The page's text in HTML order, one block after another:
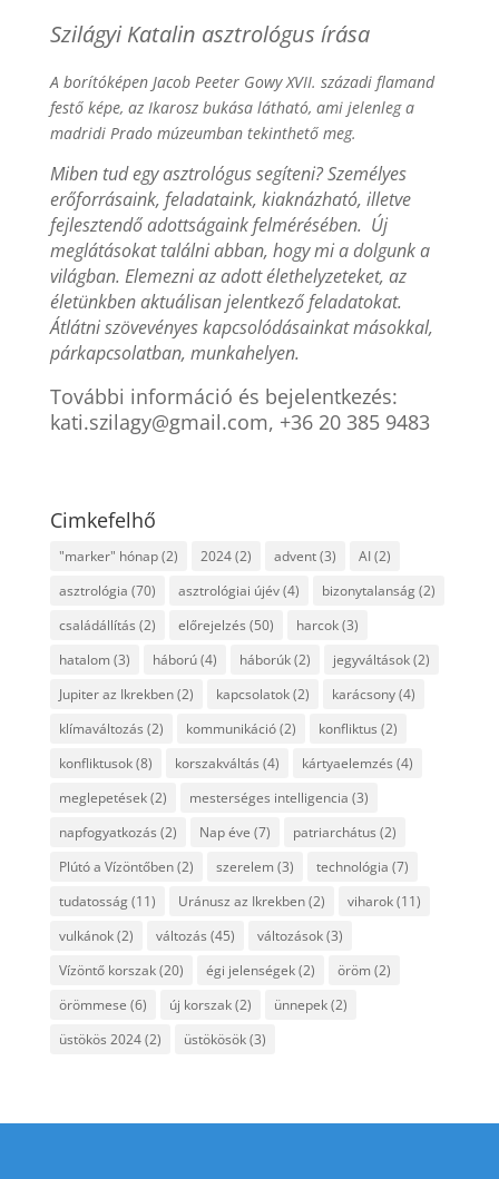
Szilágyi Katalin asztrológus írása
A borítóképen Jacob Peeter Gowy XVII. századi flamand
festő képe, az Ikarosz bukása látható, ami jelenleg a
madridi Prado múzeumban tekinthető meg.
Miben tud egy asztrológus segíteni? Személyes
erőforrásaink, feladataink, kiaknázható, illetve
fejlesztendő adottságaink felmérésében. Új
meglátásokat találni abban, hogy mi a dolgunk a
világban. Elemezni az adott élethelyzeteket, az
életünkben aktuálisan jelentkező feladatokat.
Átlátni szövevényes kapcsolódásainkat másokkal,
párkapcsolatban, munkahelyen.
További információ és bejelentkezés:
kati.szilagy@gmail.com, +36 20 385 9483
Cimkefelhő
"marker" hónap(2) 2024(2) advent(3) AI(2)
asztrológia (70) asztrológiai újév(4) bizonytalanság(2)
családállítás (2) előrejelzés (50) harcok(3)
hatalom (3) háború(4) háborúk(2) jegyváltások(2)
Jupiter az Ikrekben(2) kapcsolatok(2) karácsony(4)
klímaváltozás (2) kommunikáció(2) konfliktus (2)
konfliktusok(8) korszakváltás (4) kártyaelemzés (4)
meglepetések(2) mesterséges intelligencia (3)
napfogyatkozás (2) Nap éve (7) patriarchátus (2)
Plútó a Vízöntőben(2) szerelem (3) technológia (7)
tudatosság(11) Uránusz az Ikrekben(2) viharok(11)
vulkánok(2) változás (45) változások(3)
Vízöntő korszak(20) égi jelenségek(2) öröm (2)
örömmese (6) új korszak(2) ünnepek(2)
üstökös 2024(2) üstökösök(3)